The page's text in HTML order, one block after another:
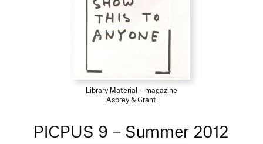
Library Material – magazine
Asprey & Grant
PICPUS 9 – Summer 2012